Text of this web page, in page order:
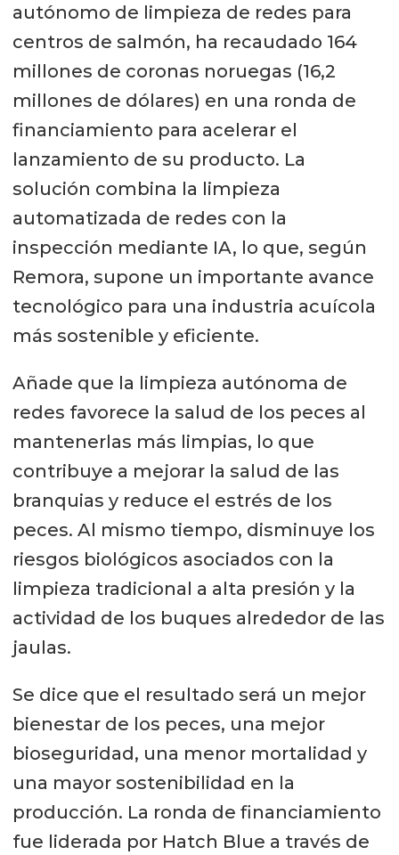
autónomo de limpieza de redes para
centros de salmón, ha recaudado 164
millones de coronas noruegas (16,2
millones de dólares) en una ronda de
financiamiento para acelerar el
lanzamiento de su producto. La
solución combina la limpieza
automatizada de redes con la
inspección mediante IA, lo que, según
Remora, supone un importante avance
tecnológico para una industria acuícola
más sostenible y eficiente.
Añade que la limpieza autónoma de
redes favorece la salud de los peces al
mantenerlas más limpias, lo que
contribuye a mejorar la salud de las
branquias y reduce el estrés de los
peces. Al mismo tiempo, disminuye los
riesgos biológicos asociados con la
limpieza tradicional a alta presión y la
actividad de los buques alrededor de las
jaulas.
Se dice que el resultado será un mejor
bienestar de los peces, una mejor
bioseguridad, una menor mortalidad y
una mayor sostenibilidad en la
producción. La ronda de financiamiento
fue liderada por Hatch Blue a través de